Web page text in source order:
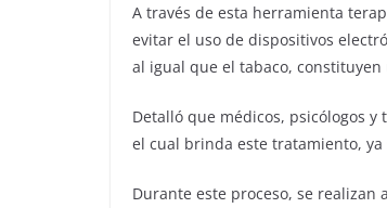
A través de esta herramienta
evitar el uso de dispositivos
al igual que el tabaco,
Detalló que médicos, psicólogos
el cual brinda este tratamiento,
Durante este proceso, se realizan